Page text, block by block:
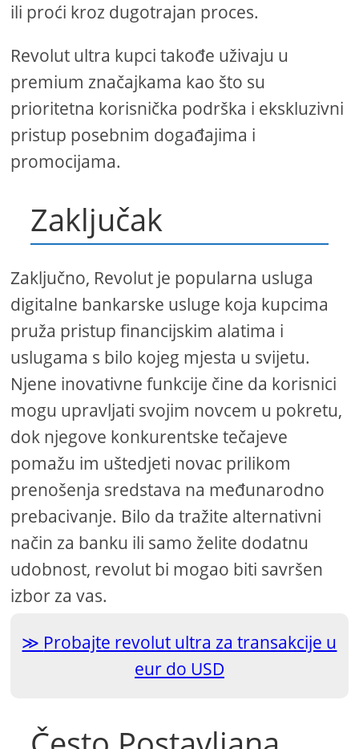
ili proći kroz dugotrajan proces.
Revolut ultra kupci takođe uživaju u
premium značajkama kao što su
prioritetna korisnička podrška i ekskluzivni
pristup posebnim događajima i
promocijama.
Zaključak
Zaključno, Revolut je popularna usluga
digitalne bankarske usluge koja kupcima
pruža pristup financijskim alatima i
uslugama s bilo kojeg mjesta u svijetu.
Njene inovativne funkcije čine da korisnici
mogu upravljati svojim novcem u pokretu,
dok njegove konkurentske tečajeve
pomažu im uštedjeti novac prilikom
prenošenja sredstava na međunarodno
prebacivanje. Bilo da tražite alternativni
način za banku ili samo želite dodatnu
udobnost, revolut bi mogao biti savršen
izbor za vas.
Probajte revolut ultra za transakcije u
eur do USD